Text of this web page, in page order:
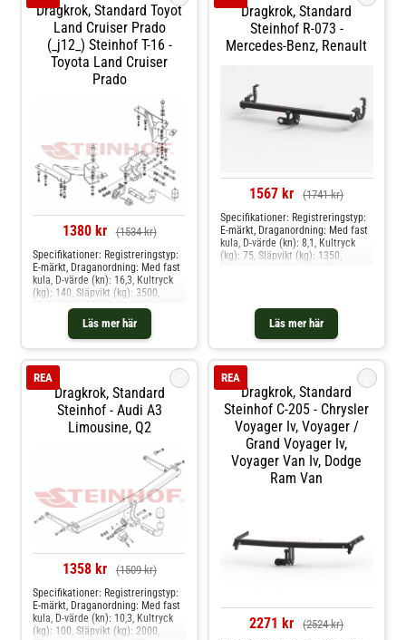
Dragkrok, Standard Toyot
Land Cruiser Prado
(_j12_) Steinhof T-16 -
Toyota Land Cruiser
Prado
1380 kr (1534 kr)
Läs mer här
Specifikationer: Registreringstyp:
E-märkt, Draganordning: Med fast
kula, D-värde (kn): 16,3, Kultryck
(kg): 140, Släpvikt (kg): 3500,
Specifikation: Kräver modifiering
av stötfångare Produkten passar
dessa bilmodelle: toyota land
Dragkrok, Standard
Steinhof R-073 -
Mercedes-Benz, Renault
1567 kr (1741 kr)
Läs mer här
Specifikationer: Registreringstyp:
E-märkt, Draganordning: Med fast
kula, D-värde (kn): 8,1, Kultryck
(kg): 75, Släpvikt (kg): 1350,
minibus, minivan [w415], citan
mixto [doublecabinw415], citan
skåp/stor limousine [w415],
renault kangoo / grand kangoo ii,
Dragkrok, Standard
Steinhof - Audi A3
Limousine, Q2
REA
1358 kr (1509 kr)
Specifikationer: Registreringstyp:
E-märkt, Draganordning: Med fast
kula, D-värde (kn): 10,3, Kultryck
(kg): 100, Släpvikt (kg): 2000,
Dragkrok, Standard
Steinhof C-205 - Chrysler
Voyager Iv, Voyager /
Grand Voyager Iv,
Voyager Van Iv, Dodge
Ram Van
REA
2271 kr (2524 kr)